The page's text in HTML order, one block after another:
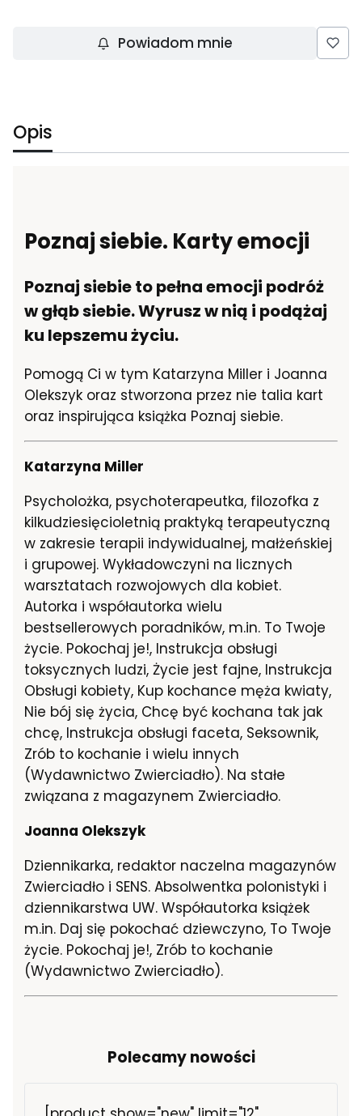
Powiadom mnie
Opis
Poznaj siebie. Karty emocji
Poznaj siebie to pełna emocji podróż
w głąb siebie. Wyrusz w nią i podążaj
ku lepszemu życiu.
Pomogą Ci w tym Katarzyna Miller i Joanna
Olekszyk oraz stworzona przez nie talia kart
oraz inspirująca książka Poznaj siebie.
Katarzyna Miller
Psycholożka, psychoterapeutka, filozofka z
kilkudziesięcioletnią praktyką terapeutyczną
w zakresie terapii indywidualnej, małżeńskiej
i grupowej. Wykładowczyni na licznych
warsztatach rozwojowych dla kobiet.
Autorka i współautorka wielu
bestsellerowych poradników, m.in. To Twoje
życie. Pokochaj je!, Instrukcja obsługi
toksycznych ludzi, Życie jest fajne, Instrukcja
Obsługi kobiety, Kup kochance męża kwiaty,
Nie bój się życia, Chcę być kochana tak jak
chcę, Instrukcja obsługi faceta, Seksownik,
Zrób to kochanie i wielu innych
(Wydawnictwo Zwierciadło). Na stałe
związana z magazynem Zwierciadło.
Joanna Olekszyk
Dziennikarka, redaktor naczelna magazynów
Zwierciadło i SENS. Absolwentka polonistyki i
dziennikarstwa UW. Współautorka książek
m.in. Daj się pokochać dziewczyno, To Twoje
życie. Pokochaj je!, Zrób to kochanie
(Wydawnictwo Zwierciadło).
Polecamy nowości